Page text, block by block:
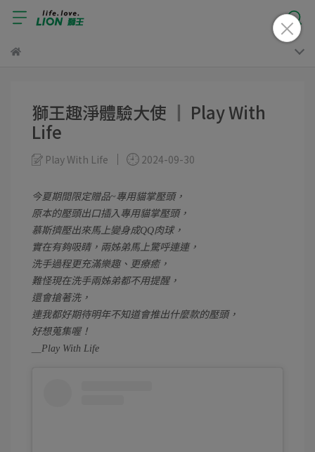
獅王趣淨體驗大使 ║ Play With
Life
Play With Life 2024-09-30
今夏期間限定贈品~專用貓掌壓頭，
原本的壓頭出口插入專用貓掌壓頭，
慕斯擠壓出來馬上變身成QQ肉球，
實在有夠吸睛，兩姊弟馬上驚呼連連，
洗手過程更充滿樂趣、更療癒，
難怪現在洗手兩姊弟都不用提醒，
還會搶著洗，
連我都好期待明年不知道會推出什麼款的壓頭，
好想蒐集喔！
＿Play With Life